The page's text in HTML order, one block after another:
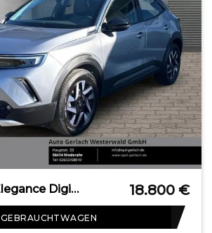
OPEL Mokka Elegance Digitales Cockpit LED Apple CarPl 18.800 €
GEBRAUCHTWAGEN